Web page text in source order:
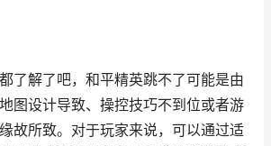
了解了吧，和平精英跳不了可能是由
图设计导致、操控技巧不到位或者游
故所致。对于玩家来说，可以通过适